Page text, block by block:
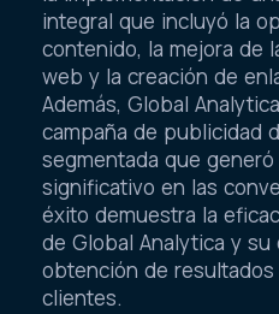
integral que incluyó la
contenido, la mejora de
web y la creación de
Además, Global
campaña de publicidad
segmentada que
significativo en las
éxito demuestra la
de Global Analytica y
obtención de
clientes.